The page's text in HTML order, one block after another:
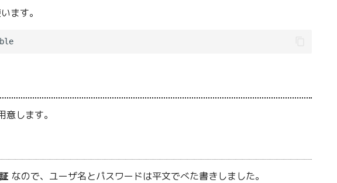
ます。
docker run -it --name docker-ansible sig9/docker-ansible
意します。
なので、ユーザ名とパスワードは平文でべた書きしました。